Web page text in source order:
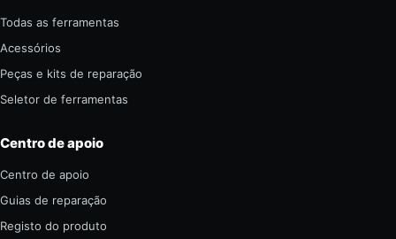
Todas as ferramentas
Acessórios
Peças e kits de reparação
Seletor de ferramentas
Centro de apoio
Centro de apoio
Guias de reparação
Registo do produto